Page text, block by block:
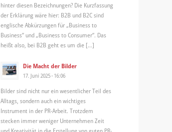
hinter diesen Bezeichnungen? Die Kurzfassung
der Erklärung wäre hier: B2B und B2C sind
englische Abkürzungen für „Business to
Business“ und „Business to Consumer“. Das
heißt also, bei B2B geht es um die […]
Die Macht der Bilder
17. Juni 2025 - 16:06
Bilder sind nicht nur ein wesentlicher Teil des
Alltags, sondern auch ein wichtiges
Instrument in der PR-Arbeit. Trotzdem
stecken immer weniger Unternehmen Zeit
und Kreativität in die Erstellung von guten PR-